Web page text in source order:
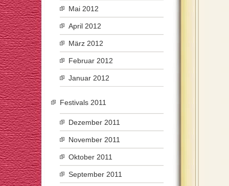
Mai 2012
April 2012
März 2012
Februar 2012
Januar 2012
Festivals 2011
Dezember 2011
November 2011
Oktober 2011
September 2011